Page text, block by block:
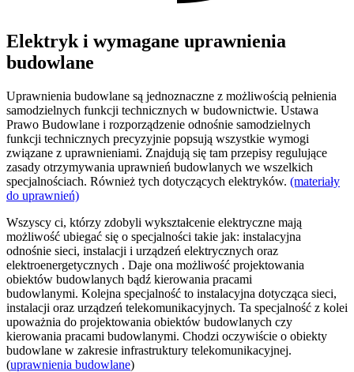
Elektryk i wymagane uprawnienia
budowlane
Uprawnienia budowlane są jednoznaczne z możliwością pełnienia
samodzielnych funkcji technicznych w budownictwie. Ustawa
Prawo Budowlane i rozporządzenie odnośnie samodzielnych
funkcji technicznych precyzyjnie popsują wszystkie wymogi
związane z uprawnieniami. Znajdują się tam przepisy regulujące
zasady otrzymywania uprawnień budowlanych we wszelkich
specjalnościach. Również tych dotyczących elektryków. (materiały
do uprawnień)
Wszyscy ci, którzy zdobyli wykształcenie elektryczne mają
możliwość ubiegać się o specjalności takie jak: instalacyjna
odnośnie sieci, instalacji i urządzeń elektrycznych oraz
elektroenergetycznych . Daje ona możliwość projektowania
obiektów budowlanych bądź kierowania pracami
budowlanymi. Kolejna specjalność to instalacyjna dotycząca sieci,
instalacji oraz urządzeń telekomunikacyjnych. Ta specjalność z kolei
upoważnia do projektowania obiektów budowlanych czy
kierowania pracami budowlanymi. Chodzi oczywiście o obiekty
budowlane w zakresie infrastruktury telekomunikacyjnej.
(uprawnienia budowlane)